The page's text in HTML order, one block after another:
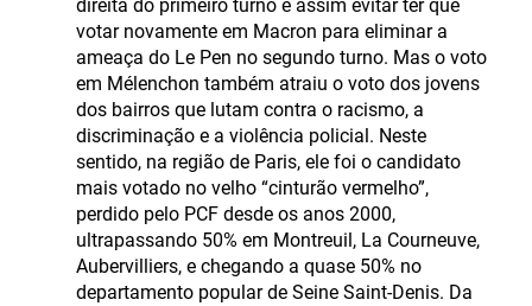
direita do primeiro turno e assim evitar ter que
votar novamente em Macron para eliminar a
ameaça do Le Pen no segundo turno. Mas o voto
em Mélenchon também atraiu o voto dos jovens
dos bairros que lutam contra o racismo, a
discriminação e a violência policial. Neste
sentido, na região de Paris, ele foi o candidato
mais votado no velho “cinturão vermelho”,
perdido pelo PCF desde os anos 2000,
ultrapassando 50% em Montreuil, La Courneuve,
Aubervilliers, e chegando a quase 50% no
departamento popular de Seine Saint-Denis. Da